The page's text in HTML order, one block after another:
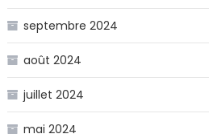
septembre 2024
août 2024
juillet 2024
mai 2024